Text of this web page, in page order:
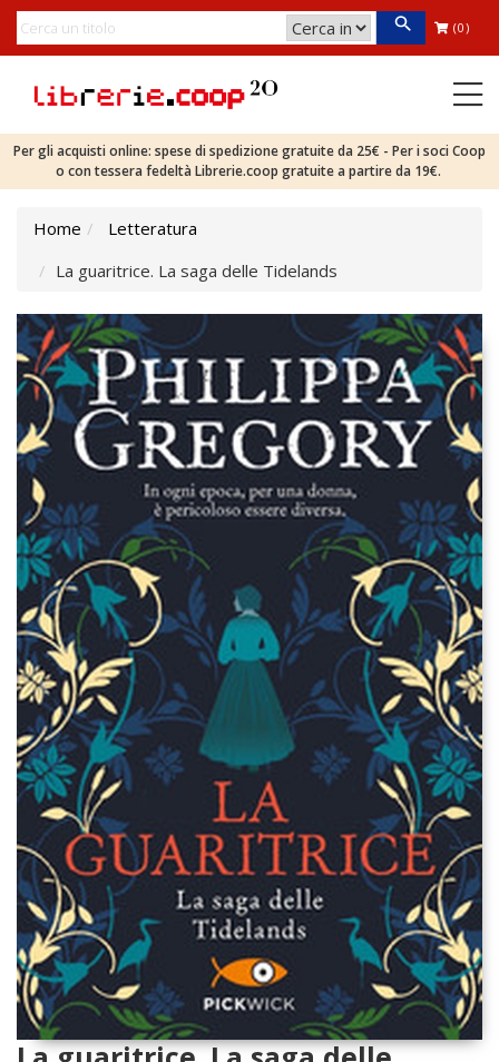
(0)
Per gli acquisti online: spese di spedizione gratuite da 25€ - Per i soci Coop
o con tessera fedeltà Librerie.coop gratuite a partire da 19€.
Home
Letteratura
La guaritrice. La saga delle Tidelands